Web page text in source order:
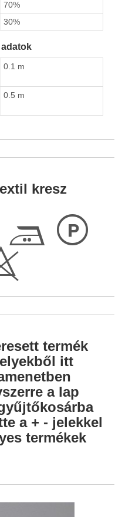
70%
30%
0.1 m
0.5 m
kresz
E L
termék
itt
a lap
a + - jelekkel
termékek